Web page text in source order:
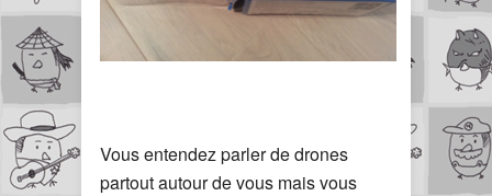
Vous entendez parler de drones
partout autour de vous mais vous